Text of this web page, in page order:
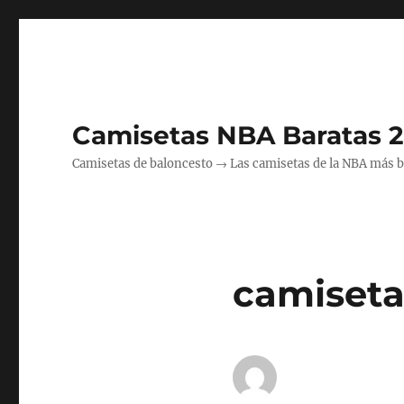
Camisetas NBA Baratas
Camisetas de baloncesto → Las camisetas de la NBA más